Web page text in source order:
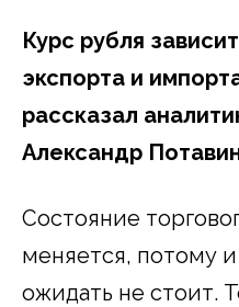
Курс рубля
экспорта и
рассказал
Александр
Состояние
меняется, потому и
ожидать не стоит.